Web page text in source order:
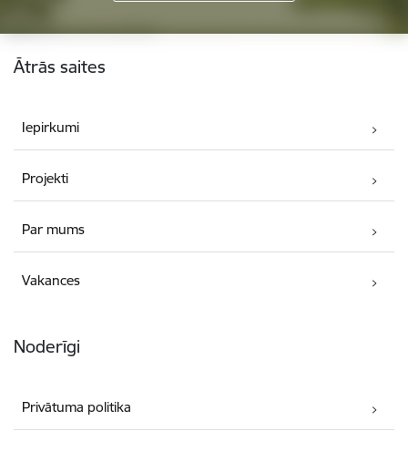
Kājene
Ātrās saites
Iepirkumi
Projekti
Par mums
Vakances
Noderīgi
Privātuma politika